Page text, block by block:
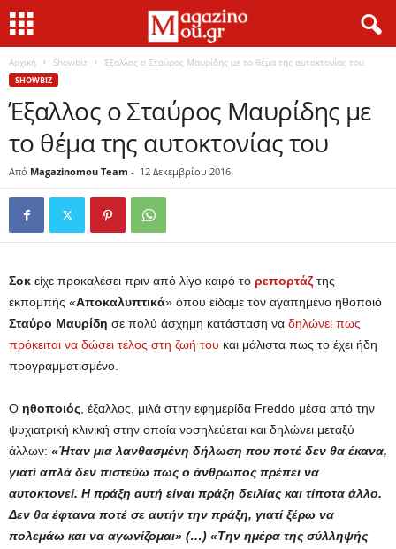
Αρχική Showbiz Έξαλλος ο Σταύρος Μαυρίδης με το θέμα της αυτοκτονίας του
SHOWBIZ
Έξαλλος ο Σταύρος Μαυρίδης με
το θέμα της αυτοκτονίας του
Από Magazinomou Team - 12 Δεκεμβρίου 2016
Σοκ είχε προκαλέσει πριν από λίγο καιρό το ρεπορτάζ της
εκπομπής «Αποκαλυπτικά» όπου είδαμε τον αγαπημένο ηθοποιό
Σταύρο Μαυρίδη σε πολύ άσχημη κατάσταση να δηλώνει πως
πρόκειται να δώσει τέλος στη ζωή του και μάλιστα πως το έχει ήδη
προγραμματισμένο.
Ο ηθοποιός , έξαλλος, μιλά στην εφημερίδα Freddo μέσα από την
ψυχιατρική κλινική στην οποία νοσηλεύεται και δηλώνει μεταξύ
άλλων: «Ήταν μια λανθασμένη δήλωση που ποτέ δεν θα έκανα,
γιατί απλά δεν πιστεύω πως ο άνθρωπος πρέπει να
αυτοκτονεί. Η πράξη αυτή είναι πράξη δειλίας και τίποτα άλλο.
Δεν θα έφτανα ποτέ σε αυτήν την πράξη, γιατί ξέρω να
πολεμάω και να αγωνίζομαι» (…) «Την ημέρα της σύλληψής